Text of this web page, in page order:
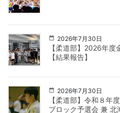
2026年7月30日
【柔道部】2026年度
【結果報告】
2026年7月30日
【柔道部】令和８年
ブロック予選会 兼 北